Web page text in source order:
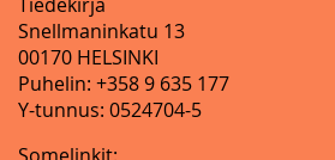
Snellmaninkatu 13
00170 HELSINKI
Puhelin: +358 9 635 177
Y-tunnus: 0524704-5